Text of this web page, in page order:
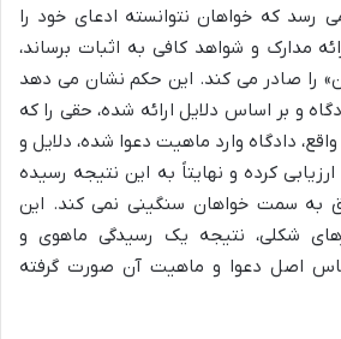
رسد که خواهان نتوانسته ادعای خود را
مدارک و شواهد کافی به اثبات برساند،
را صادر می کند. این حکم نشان می دهد
و بر اساس دلایل ارائه شده، حقی را که
دادگاه وارد ماهیت دعوا شده، دلایل و
کرده و نهایتاً به این نتیجه رسیده
به سمت خواهان سنگینی نمی کند. این
شکلی، نتیجه یک رسیدگی ماهوی و
اصل دعوا و ماهیت آن صورت گرفته